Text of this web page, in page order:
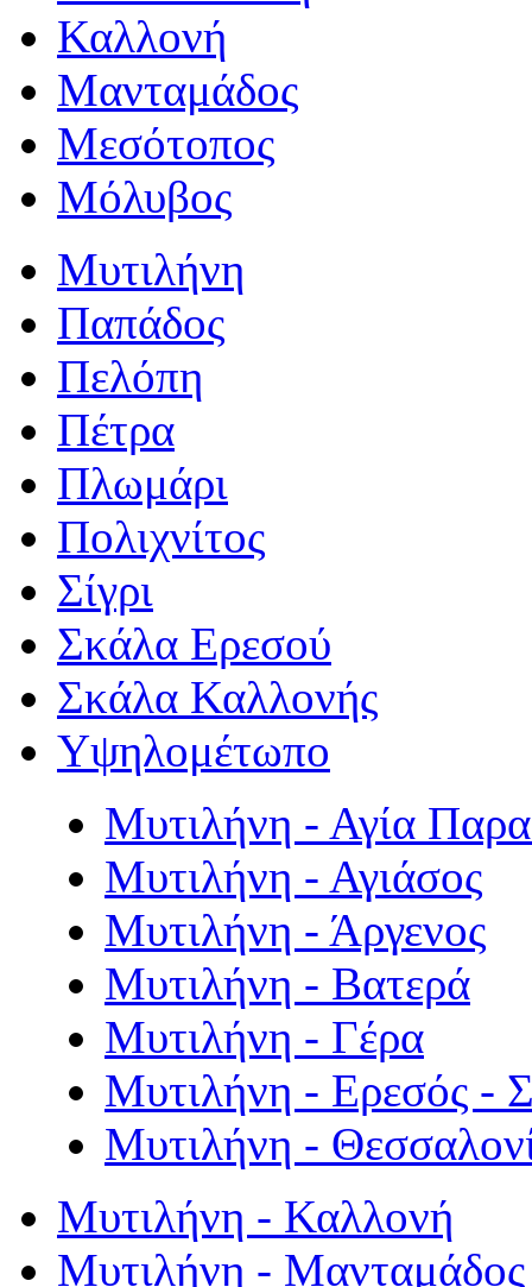
Καλλονή
Μανταμάδος
Μεσότοπος
Μόλυβος
Μυτιλήνη
Παπάδος
Πελόπη
Πέτρα
Πλωμάρι
Πολιχνίτος
Σίγρι
Σκάλα Ερεσού
Σκάλα Καλλονής
Υψηλομέτωπο
Μυτιλήνη - Αγία
Μυτιλήνη - Αγιάσος
Μυτιλήνη - Άργενος
Μυτιλήνη - Βατερά
Μυτιλήνη - Γέρα
Μυτιλήνη - Ερεσός -
Μυτιλήνη -
Μυτιλήνη - Καλλονή
Μυτιλήνη - Μανταμάδος